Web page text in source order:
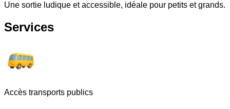
Une sortie ludique et accessible, idéale pour petits et grands.
Services
Accès transports publics